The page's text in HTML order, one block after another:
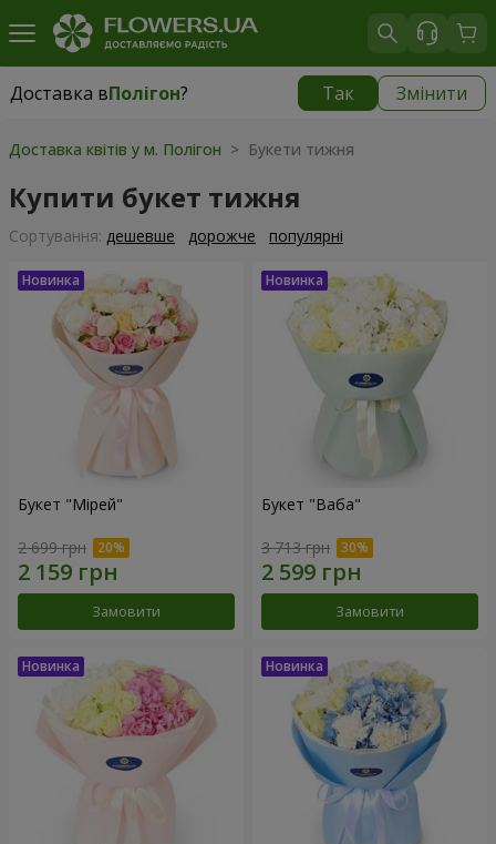
Доставка вПолігон? Так Змінити
Доставка вПолігон|
Доставка квітів у м. Полігон > Букети тижня
Купити букет тижня
Сортування: дешевше дорожче популярні
Букет "Мірей"
2 699 грн
Замовити
Букет "Ваба"
3 713 грн
Замовити